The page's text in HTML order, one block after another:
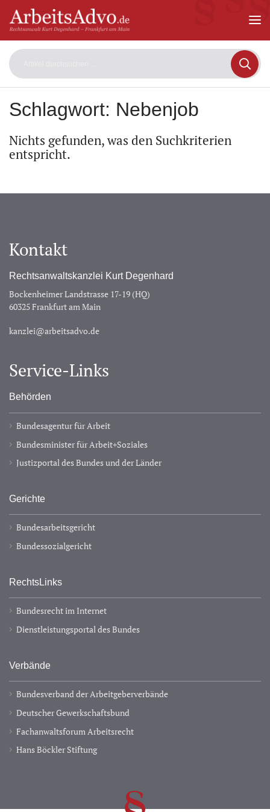
Kurt
Main
Schlagwort: Nebenjob
Nichts gefunden, was den Suchkriterien
entspricht.
Kontakt
Rechtsanwaltskanzlei Kurt Degenhard
Bockenheimer Landstrasse 17-19 (HQ)
60325 Frankfurt am Main
kanzlei@arbeitsadvo.de
Service-Links
Behörden
Bundesagentur für Arbeit
Bundesminister für Arbeit+Soziales
Justizportal des Bundes und der Länder
Gerichte
Bundesarbeitsgericht
Bundessozialgericht
RechtsLinks
Bundesrecht im Internet
Dienstleistungsportal des Bundes
Verbände
Bundesverband der Arbeitgeberverbände
Deutscher Gewerkschaftsbund
Fachanwaltsforum Arbeitsrecht
Hans Böckler Stiftung